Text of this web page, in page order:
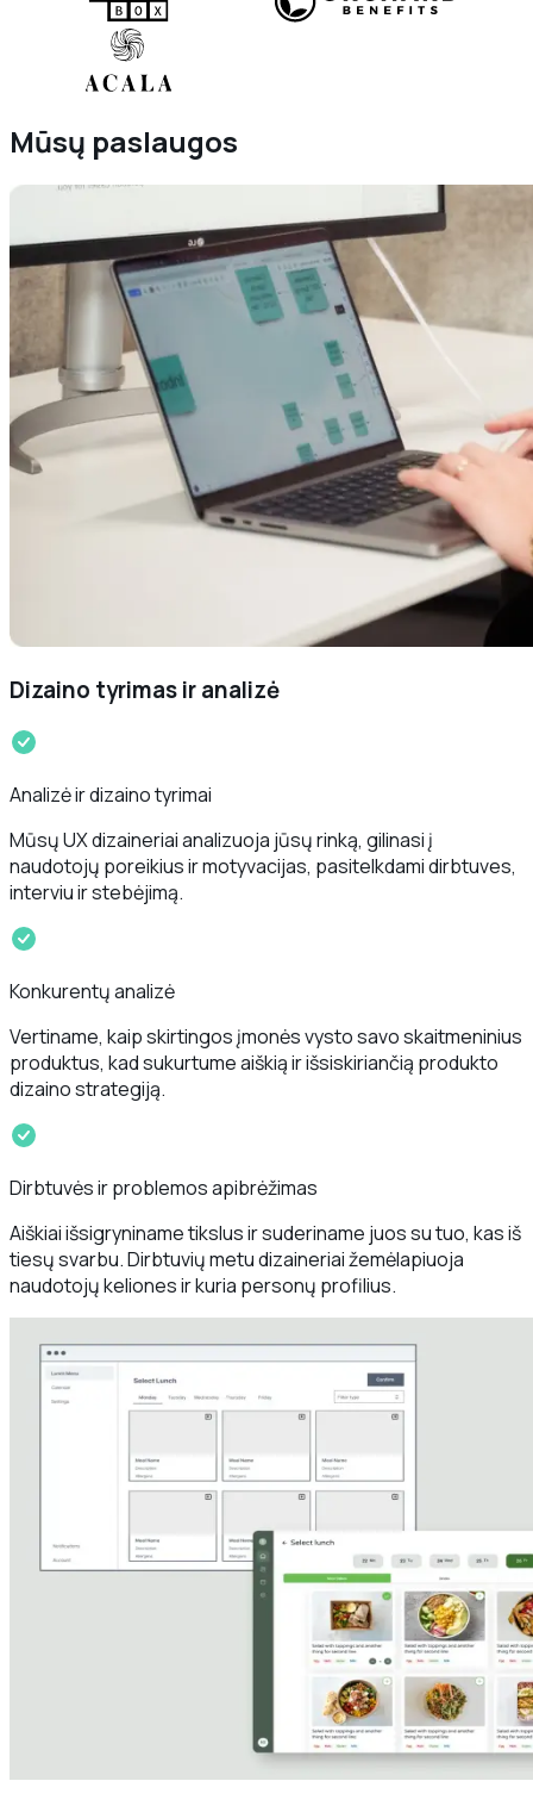
Mūsų paslaugos
Dizaino tyrimas ir analizė
Analizė ir dizaino tyrimai
Mūsų UX dizaineriai analizuoja jūsų rinką, gilinasi į
naudotojų poreikius ir motyvacijas, pasitelkdami dirbtuves,
interviu ir stebėjimą.
Konkurentų analizė
Vertiname, kaip skirtingos įmonės vysto savo skaitmeninius
produktus, kad sukurtume aiškią ir išsiskiriančią produkto
dizaino strategiją.
Dirbtuvės ir problemos apibrėžimas
Aiškiai išsigryniname tikslus ir suderiname juos su tuo, kas iš
tiesų svarbu. Dirbtuvių metu dizaineriai žemėlapiuoja
naudotojų keliones ir kuria personų profilius.